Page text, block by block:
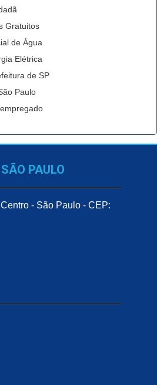
Gratuitos
de Água
Elétrica
de SP
Paulo
PAULO
- São Paulo - CEP: